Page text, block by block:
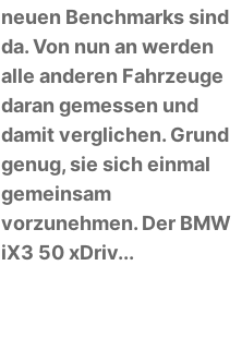
neuen Benchmarks sind
da. Von nun an werden
alle anderen Fahrzeuge
daran gemessen und
damit verglichen. Grund
genug, sie sich einmal
gemeinsam
vorzunehmen. Der BMW
iX3 50 xDriv...